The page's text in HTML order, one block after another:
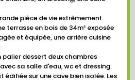
pièce de vie extrêmement
terrasse en bois de 34m² exposée
et équipée, une arrière cuisine
palier dessert deux chambres
sa salle d'eau, wc et dressing.
édifiée sur une cave bien isolée. Les